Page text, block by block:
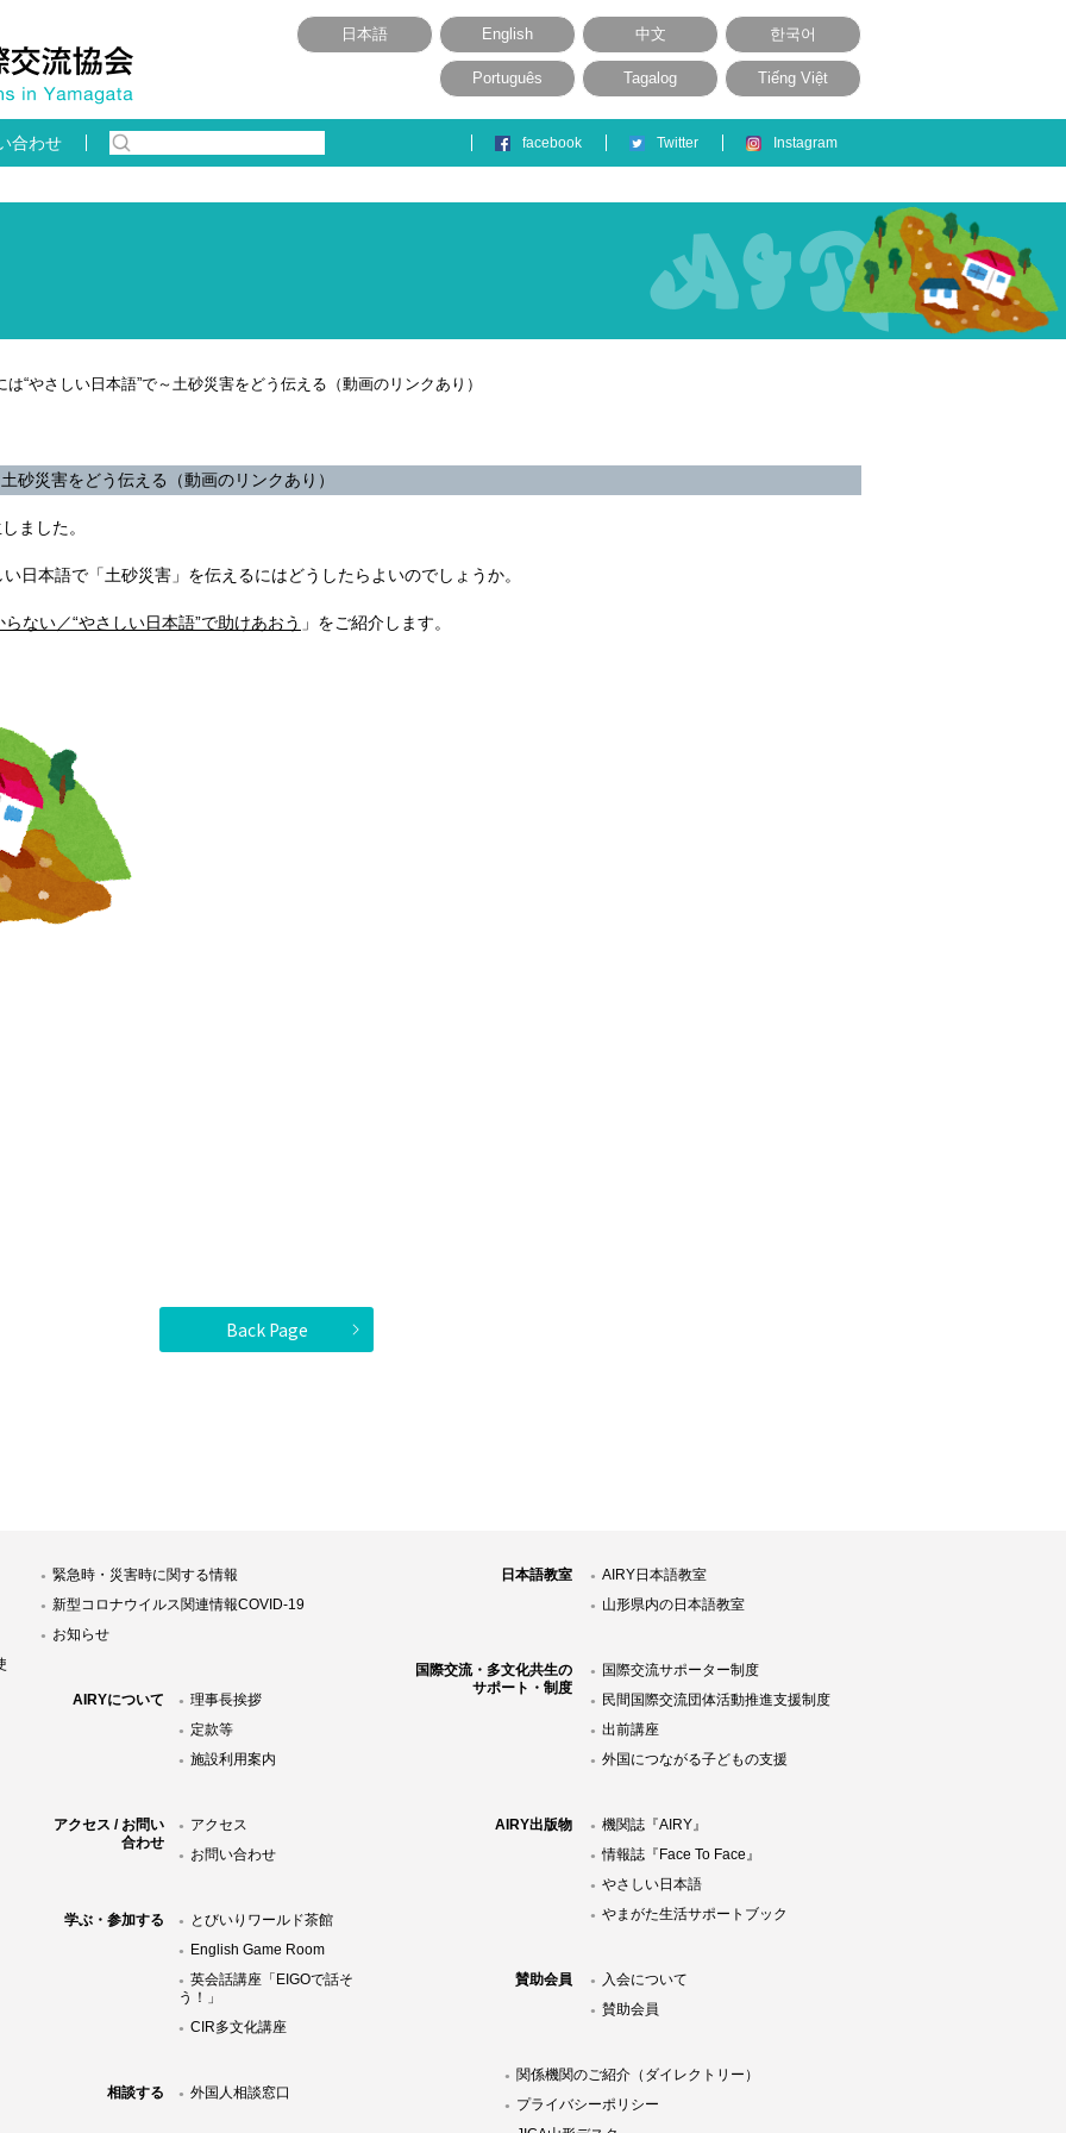
日本語 English 中文 한국어
Português Tagalog Tiếng Việt
合わせ facebook Twitter Instagram
“やさしい日本語”で～土砂災害をどう伝える（動画のリンクあり）
砂災害をどう伝える（動画のリンクあり）
ました。
日本語で「土砂災害」を伝えるにはどうしたらよいのでしょうか。
ない／“やさしい日本語”で助けあおう 」をご紹介します。
Back Page
緊急時・災害時に関する情報
新型コロナウイルス関連情報COVID-19
お知らせ
AIRYについて
理事長挨拶
定款等
施設利用案内
アクセス / お問い
合わせ
アクセス
お問い合わせ
学ぶ・参加する
とびいりワールド茶館
English Game Room
英会話講座「EIGOで話そ
う！」
CIR多文化講座
相談する 外国人相談窓口
日本語教室
AIRY日本語教室
山形県内の日本語教室
国際交流・多文化共生の
サポート・制度
国際交流サポーター制度
民間国際交流団体活動推進支援制度
出前講座
外国につながる子どもの支援
AIRY出版物
機関誌『AIRY』
情報誌『Face To Face』
やさしい日本語
やまがた生活サポートブック
賛助会員
入会について
賛助会員
関係機関のご紹介（ダイレクトリー）
プライバシーポリシー